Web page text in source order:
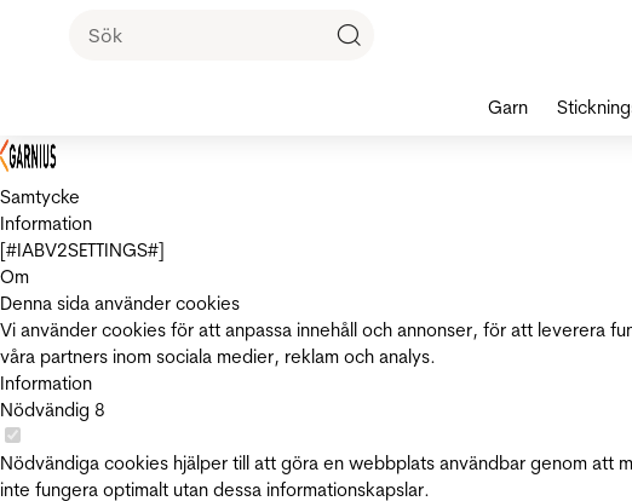
Samtycke
Information
[#IABV2SETTINGS#]
Om
Denna sida använder cookies
Vi använder cookies för att anpassa innehåll och annonser, för att leverera
våra partners inom sociala medier, reklam och analys.
Information
Nödvändig 8
Nödvändiga cookies hjälper till att göra en webbplats användbar genom att
inte fungera optimalt utan dessa informationskapslar.
Garn